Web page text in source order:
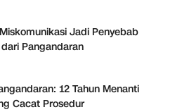
Jadi Penyebab
Pangandaran
12 Tahun Menanti
Cacat Prosedur